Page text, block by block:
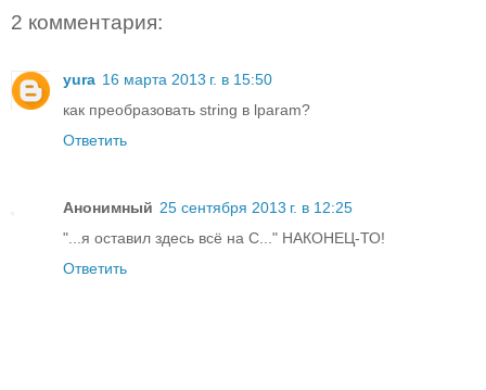
2 комментария:
yura 16 марта 2013 г. в 15:50
как преобразовать string в lparam?
Ответить
Анонимный 25 сентября 2013 г. в 12:25
"...я оставил здесь всё на C..." НАКОНЕЦ-ТО!
Ответить